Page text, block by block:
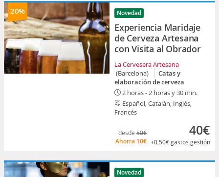
20% Novedad
Experiencia Maridaje
de Cerveza Artesana
con Visita al Obrador
La Cervesera Artesana
(Barcelona)
Catas y
elaboración de cerveza
2 horas - 2 horas y 30 min.
Español, Catalán, Inglés,
Francés
desde 50€
Ahorra 10€
40€
+0,50€gastos gestión
Novedad